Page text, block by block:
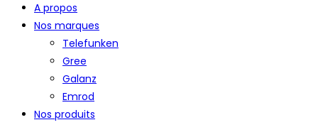
A propos
Nos marques
Telefunken
Gree
Galanz
Emrod
Nos produits